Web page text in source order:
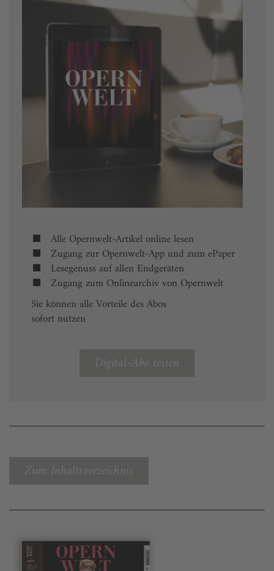
Alle Opernwelt-Artikel online lesen
Zugang zur Opernwelt-App und zum ePaper
Lesegenuss auf allen Endgeräten
Zugang zum Onlinearchiv von Opernwelt
Sie können alle Vorteile des Abos
sofort nutzen
Digital-Abo testen
Zum Inhaltsverzeichnis